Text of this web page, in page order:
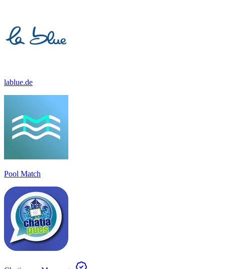
lablue.de
Pool Match